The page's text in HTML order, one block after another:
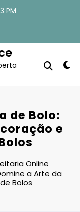
PM
de Bolo:
e
Online
a Arte da
Bolos